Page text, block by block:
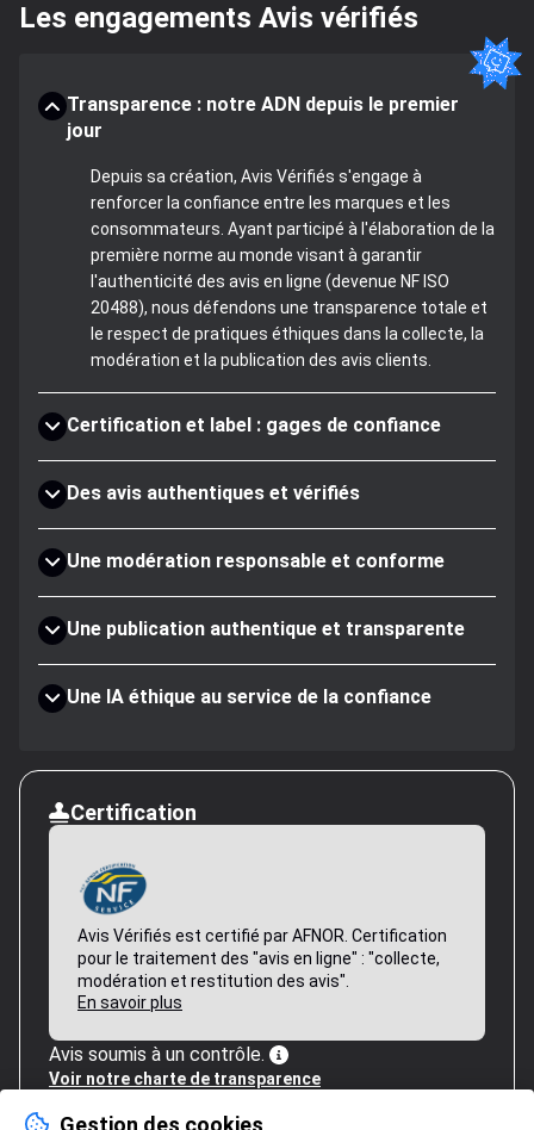
Les engagements Avis vérifiés
Transparence : notre ADN depuis le premier
jour
Depuis sa création, Avis Vérifiés s'engage à
renforcer la confiance entre les marques et les
consommateurs. Ayant participé à l'élaboration de la
première norme au monde visant à garantir
l'authenticité des avis en ligne (devenue NF ISO
20488), nous défendons une transparence totale et
le respect de pratiques éthiques dans la collecte, la
modération et la publication des avis clients.
Certification et label : gages de confiance
Des avis authentiques et vérifiés
Une modération responsable et conforme
Une publication authentique et transparente
Une IA éthique au service de la confiance
Certification
Avis Vérifiés est certifié par AFNOR. Certification
pour le traitement des "avis en ligne" : "collecte,
modération et restitution des avis".
En savoir plus
Avis soumis à un contrôle.
Voir notre charte de transparence
Gestion des cookies